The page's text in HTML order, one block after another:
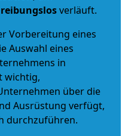
reibungslosverläuft.
Vorbereitung eines
Auswahl eines
in
wichtig,
über die
Ausrüstung verfügt,
durchzuführen.